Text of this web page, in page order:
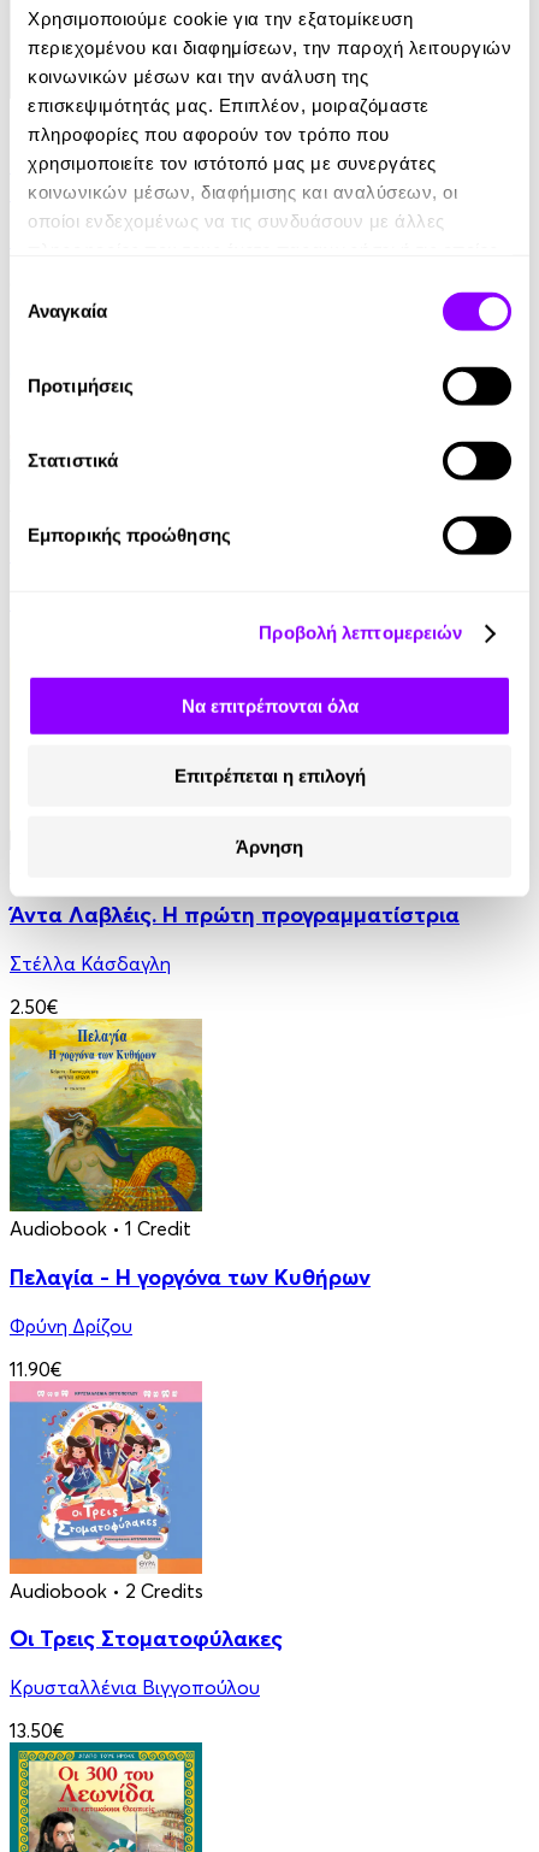
Χρησιμοποιούμε cookie για την εξατομίκευση
περιεχομένου και διαφημίσεων, την παροχή λειτουργιών
κοινωνικών μέσων και την ανάλυση της
επισκεψιμότητάς μας. Επιπλέον, μοιραζόμαστε
πληροφορίες που αφορούν τον τρόπο που
χρησιμοποιείτε τον ιστότοπό μας με συνεργάτες
κοινωνικών μέσων, διαφήμισης και αναλύσεων, οι
οποίοι ενδεχομένως να τις συνδυάσουν με άλλες
των υπηρεσιών τους.
συγκατάθεσης
Αναγκαία
Προτιμήσεις
Στατιστικά
Εμπορικής προώθησης
Προβολή λεπτομερειών
Να επιτρέπονται όλα
Επιτρέπεται η επιλογή
Άρνηση
eBook
Μια υπόθεση για τον ντετέκτιβ Κλουζ 8: Η
παγίδα της μοτσαρέλας
Κάτω από τον Ίδιο Ουρανό
Άντα Λαβλέις. Η πρώτη προγραμματίστρια
Στέλλα Κάσδαγλη
2.50€
Audiobook • 1 Credit
Πελαγία - Η γοργόνα των Κυθήρων
Φρύνη Δρίζου
11.90€
Audiobook • 2 Credits
Οι Τρεις Στοματοφύλακες
Κρυσταλλένια Βιγγοπούλου
13.50€